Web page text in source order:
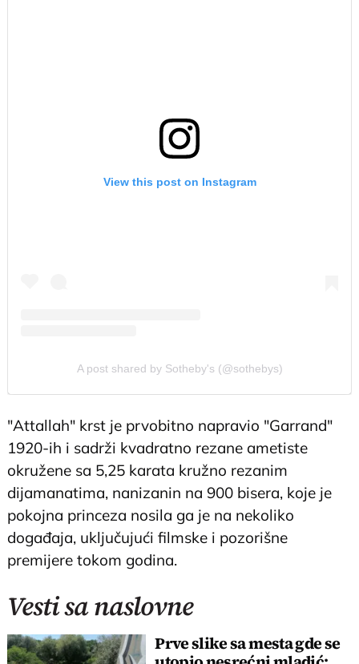
View this post on Instagram
A post shared by Sotheby's (@sothebys)
"Attallah" krst je prvobitno napravio "Garrand"
1920-ih i sadrži kvadratno rezane ametiste
okružene sa 5,25 karata kružno rezanim
dijamanatima, nanizanin na 900 bisera, koje je
pokojna princeza nosila ga je na nekoliko
događaja, uključujući filmske i pozorišne
premijere tokom godina.
Vesti sa naslovne
Prve slike sa mesta gde se